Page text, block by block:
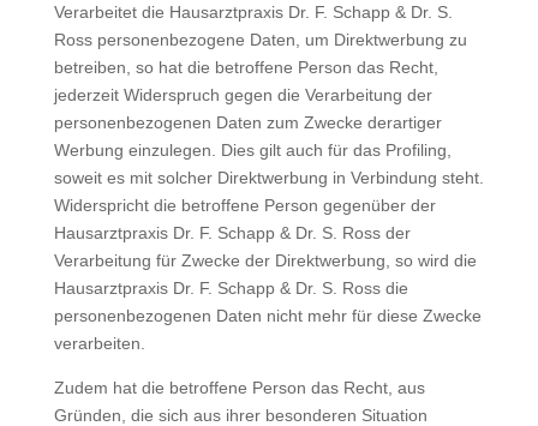
Verarbeitet die Hausarztpraxis Dr. F. Schapp & Dr. S.
Ross personenbezogene Daten, um Direktwerbung zu
betreiben, so hat die betroffene Person das Recht,
jederzeit Widerspruch gegen die Verarbeitung der
personenbezogenen Daten zum Zwecke derartiger
Werbung einzulegen. Dies gilt auch für das Profiling,
soweit es mit solcher Direktwerbung in Verbindung steht.
Widerspricht die betroffene Person gegenüber der
Hausarztpraxis Dr. F. Schapp & Dr. S. Ross der
Verarbeitung für Zwecke der Direktwerbung, so wird die
Hausarztpraxis Dr. F. Schapp & Dr. S. Ross die
personenbezogenen Daten nicht mehr für diese Zwecke
verarbeiten.
Zudem hat die betroffene Person das Recht, aus
Gründen, die sich aus ihrer besonderen Situation